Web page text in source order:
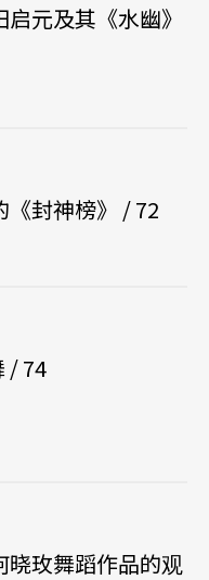
元及其《水幽》
《封神榜》 / 72
/ 74
晓玫舞蹈作品的观